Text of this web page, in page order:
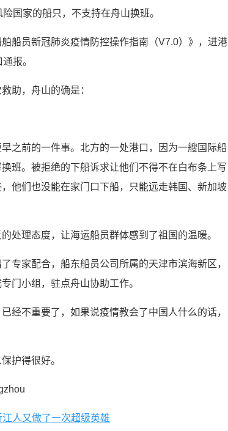
国家的船只，不支持在舟山换班。
船员新冠肺炎疫情防控操作指南（V7.0）》，进港
报。
助，舟山的确是：
之前的一件事。北方的一处港口，因为一艘国际船
班。被拒绝的下船诉求让他们不得不在白布条上写
他们也没能在家门口下船，只能远走韩国、新加坡
处理态度，让海运船员群体感到了祖国的温暖。
专家配合，船东船员公司所属的天津市滨海新区，
门小组，驻点舟山协助工作。
经不重要了，如果说疫情教会了中国人什么的话，
护得很好。
江人又做了一次超级英雄